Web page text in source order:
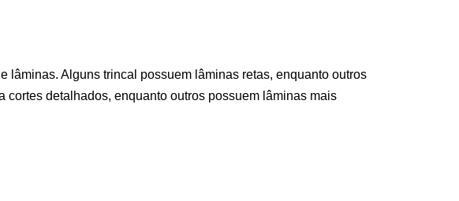
lâminas. Alguns trincal possuem lâminas retas, enquanto outros
detalhados, enquanto outros possuem lâminas mais